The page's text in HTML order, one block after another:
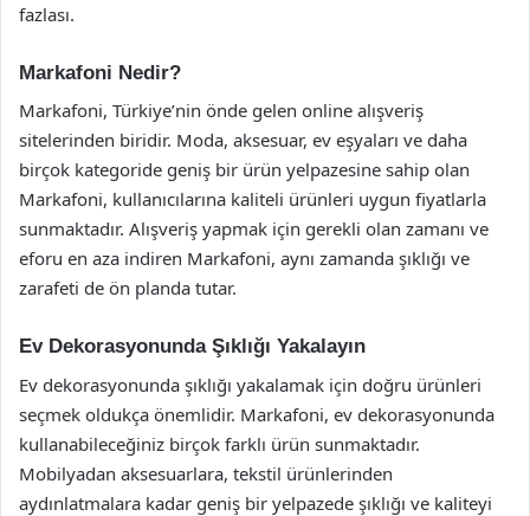
fazlası.
Markafoni Nedir?
Markafoni, Türkiye’nin önde gelen online alışveriş
sitelerinden biridir. Moda, aksesuar, ev eşyaları ve daha
birçok kategoride geniş bir ürün yelpazesine sahip olan
Markafoni, kullanıcılarına kaliteli ürünleri uygun fiyatlarla
sunmaktadır. Alışveriş yapmak için gerekli olan zamanı ve
eforu en aza indiren Markafoni, aynı zamanda şıklığı ve
zarafeti de ön planda tutar.
Ev Dekorasyonunda Şıklığı Yakalayın
Ev dekorasyonunda şıklığı yakalamak için doğru ürünleri
seçmek oldukça önemlidir. Markafoni, ev dekorasyonunda
kullanabileceğiniz birçok farklı ürün sunmaktadır.
Mobilyadan aksesuarlara, tekstil ürünlerinden
aydınlatmalara kadar geniş bir yelpazede şıklığı ve kaliteyi